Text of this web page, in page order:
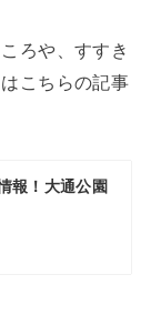
ろや、すすき
こちらの記事
報！大通公園